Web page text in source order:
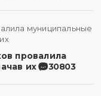
провалила
их
30803